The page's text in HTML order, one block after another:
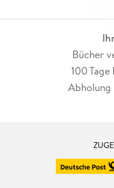
Bücher
100
Abholung